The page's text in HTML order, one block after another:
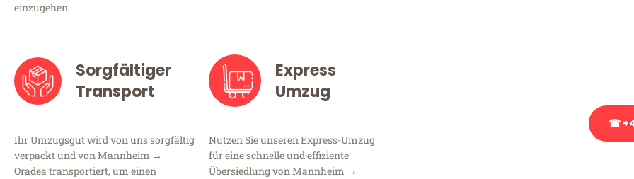
einzugehen.
Sorgfältiger
Transport
Ihr Umzugsgut wird von uns sorgfältig
verpackt und von Mannheim →
Oradea transportiert, um einen
Express
Umzug
Nutzen Sie unseren Express-Umzug
für eine schnelle und effiziente
Übersiedlung von Mannheim →
☎